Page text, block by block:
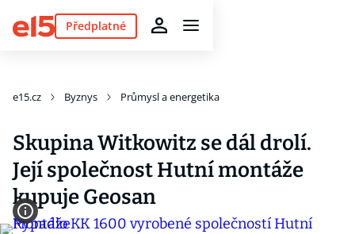
Předplatné
e15.cz Byznys Průmysl a energetika
Skupina Witkowitz se dál drolí.
Její společnost Hutní montáže
kupuje Geosan